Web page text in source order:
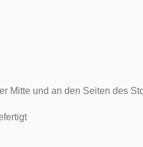
Mitte und an den Seiten des